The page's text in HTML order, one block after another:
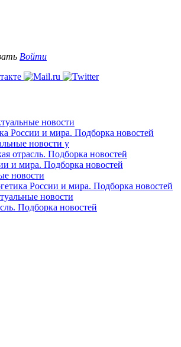
Войти
новости
России и мира. Подборка новостей
новости у
отрасль. Подборка новостей
и мира. Подборка новостей
новости
России и мира. Подборка новостей
новости
Подборка новостей